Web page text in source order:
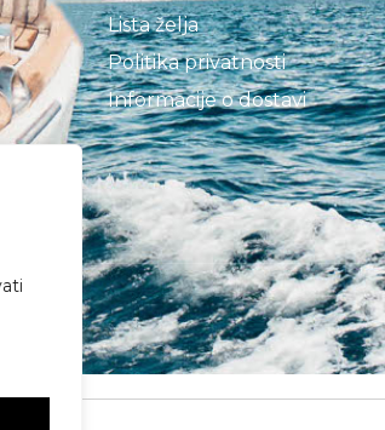
Lista želja
Politika privatnosti
Informacije o dostavi